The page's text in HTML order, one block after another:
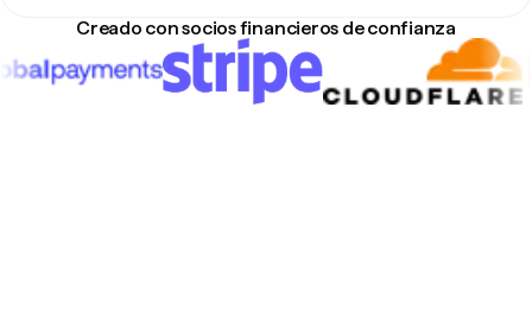
Creado con socios financieros de confianza